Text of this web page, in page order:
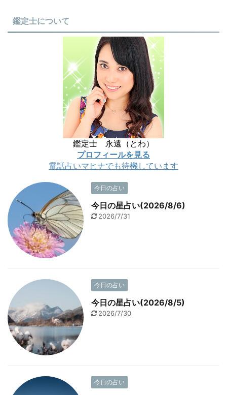
鑑定士について
鑑定士 永遠（とわ）
プロフィールを見る
電話占いマヒナでも待機しています
今日の占い
今日の星占い(2026/8/6)
2026/7/31
今日の占い
今日の星占い(2026/8/5)
2026/7/30
今日の占い